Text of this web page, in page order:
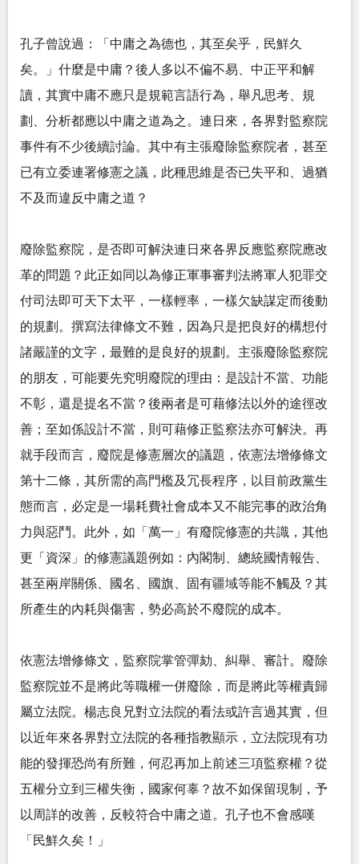
孔子曾說過：「中庸之為德也，其至矣乎，民鮮久
矣。」什麼是中庸？後人多以不偏不易、中正平和解
讀，其實中庸不應只是規範言語行為，舉凡思考、規
劃、分析都應以中庸之道為之。連日來，各界對監察院
事件有不少後續討論。其中有主張廢除監察院者，甚至
已有立委連署修憲之議，此種思維是否已失平和、過猶
不及而違反中庸之道？
廢除監察院，是否即可解決連日來各界反應監察院應改
革的問題？此正如同以為修正軍事審判法將軍人犯罪交
付司法即可天下太平，一樣輕率，一樣欠缺謀定而後動
的規劃。撰寫法律條文不難，因為只是把良好的構想付
諸嚴謹的文字，最難的是良好的規劃。主張廢除監察院
的朋友，可能要先究明廢院的理由：是設計不當、功能
不彰，還是提名不當？後兩者是可藉修法以外的途徑改
善；至如係設計不當，則可藉修正監察法亦可解決。再
就手段而言，廢院是修憲層次的議題，依憲法增修條文
第十二條，其所需的高門檻及冗長程序，以目前政黨生
態而言，必定是一場耗費社會成本又不能完事的政治角
力與惡鬥。此外，如「萬一」有廢院修憲的共識，其他
更「資深」的修憲議題例如：內閣制、總統國情報告、
甚至兩岸關係、國名、國旗、固有疆域等能不觸及？其
所產生的內耗與傷害，勢必高於不廢院的成本。
依憲法增修條文，監察院掌管彈劾、糾舉、審計。廢除
監察院並不是將此等職權一併廢除，而是將此等權責歸
屬立法院。楊志良兄對立法院的看法或許言過其實，但
以近年來各界對立法院的各種指教顯示，立法院現有功
能的發揮恐尚有所難，何忍再加上前述三項監察權？從
五權分立到三權失衡，國家何辜？故不如保留現制，予
以周詳的改善，反較符合中庸之道。孔子也不會感嘆
「民鮮久矣！」